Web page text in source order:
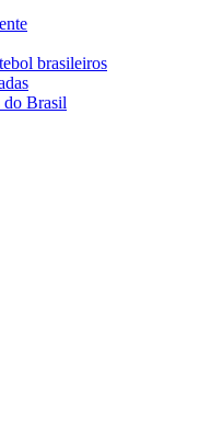
brasileiros
do Brasil